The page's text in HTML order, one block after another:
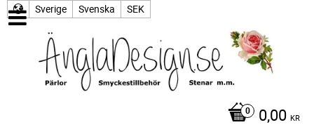
Sverige Svenska SEK
0,00 KR